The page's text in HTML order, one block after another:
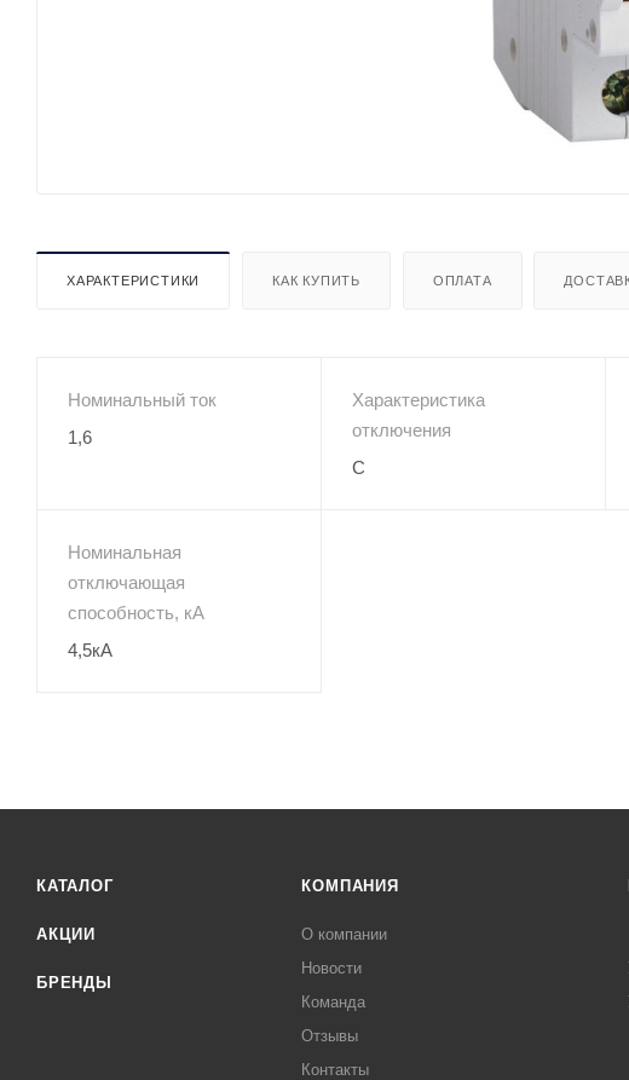
ХАРАКТЕРИСТИКИ КАК КУПИТЬ ОПЛАТА
Номинальный ток
1,6
Характеристика
отключения
C
Номинальная
отключающая
способность, кА
4,5кА
КАТАЛОГ
АКЦИИ
БРЕНДЫ
КОМПАНИЯ
О компании
Новости
Команда
Отзывы
Контакты